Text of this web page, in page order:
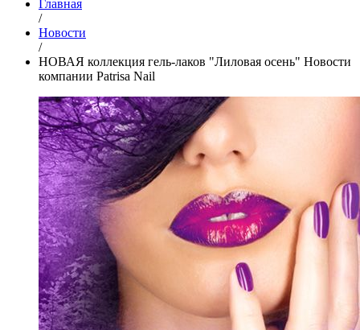
Главная
/
Новости
/
НОВАЯ коллекция гель-лаков "Лиловая осень" Новости
компании Patrisa Nail